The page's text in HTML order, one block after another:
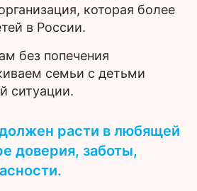
которая более
в России.
без попечения
семьи с детьми
ситуации.
расти в любящей
доверия, заботы,